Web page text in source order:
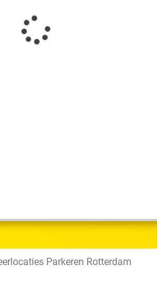
Parkeren Rotterdam